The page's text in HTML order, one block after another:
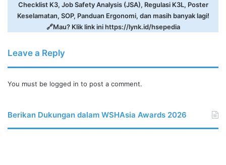
Checklist K3, Job Safety Analysis (JSA), Regulasi K3L, Poster
Keselamatan, SOP, Panduan Ergonomi, dan masih banyak lagi!
🔗Mau? Klik link inihttps://lynk.id/hsepedia
Leave a Reply
You must be logged in to post a comment.
Berikan Dukungan dalam WSHAsia Awards 2026